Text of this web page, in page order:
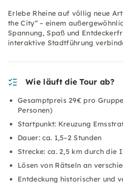
Erlebe Rheine auf völlig neue
the City“ – einem
Spannung, Spaß und
interaktive Stadtführung
Wie läuft die Tour ab?
Gesamptpreis 29€ pro
Personen)
Startpunkt: Kreuzung
Dauer: ca. 1,5–2 Stunden
Strecke: ca. 2,5 km durch die
Lösen von Rätseln an
Entdeckung historischer und